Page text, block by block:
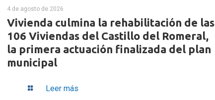
4 de agosto de 2026
Vivienda culmina la rehabilitación de las
106 Viviendas del Castillo del Romeral,
la primera actuación finalizada del plan
municipal
Leer más